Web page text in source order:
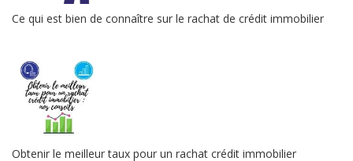
Ce qui est bien de connaître sur le rachat de crédit immobilier
Obtenir le meilleur taux pour un rachat crédit immobilier